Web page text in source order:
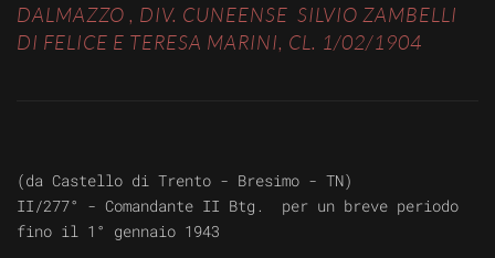
DALMAZZO , DIV. CUNEENSE SILVIO ZAMBELLI
DI FELICE E TERESA MARINI, CL. 1/02/1904
(da Castello di Trento - Bresimo - TN)
II/277° - Comandante II Btg. per un breve periodo
fino il 1° gennaio 1943